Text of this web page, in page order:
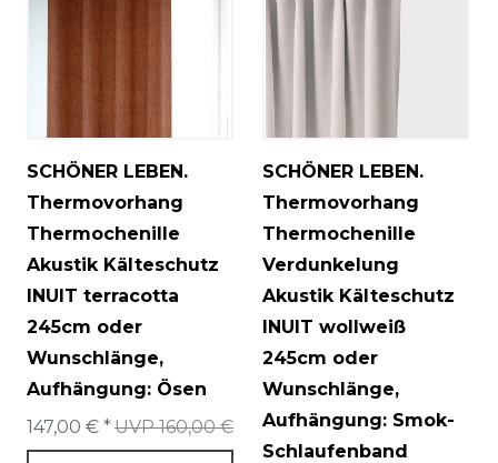
SCHÖNER LEBEN.
Thermovorhang
Thermochenille
Akustik Kälteschutz
INUIT terracotta
245cm oder
Wunschlänge,
Aufhängung: Ösen
UVP 160,00 €
147,00 € *
SCHÖNER LEBEN.
Thermovorhang
Thermochenille
Verdunkelung
Akustik Kälteschutz
INUIT wollweiß
245cm oder
Wunschlänge,
Aufhängung: Smok-
Schlaufenband